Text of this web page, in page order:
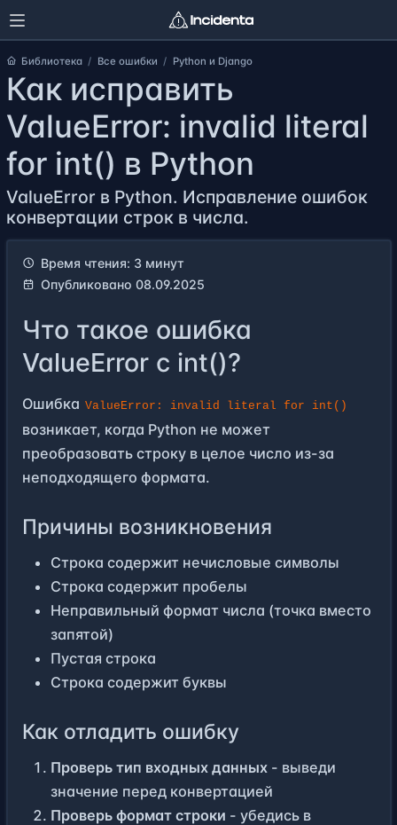
Библиотека Все ошибки Python и Django
Как исправить
ValueError: invalid literal
for int() в Python
ValueError в Python. Исправление ошибок
конвертации строк в числа.
Время чтения: 3 минут
Опубликовано 08.09.2025
Что такое ошибка
ValueError с int()?
Ошибка ValueError: invalid literal for int()
возникает, когда Python не может
преобразовать строку в целое число из-за
неподходящего формата.
Причины возникновения
Строка содержит нечисловые символы
Строка содержит пробелы
Неправильный формат числа (точка вместо
запятой)
Пустая строка
Строка содержит буквы
Как отладить ошибку
Проверь тип входных данных - выведи
значение перед конвертацией
Проверь формат строки - убедись в